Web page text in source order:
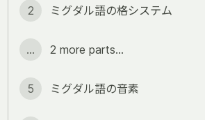
2 ミグダル語の格システム
... 2 more parts...
5 ミグダル語の音素